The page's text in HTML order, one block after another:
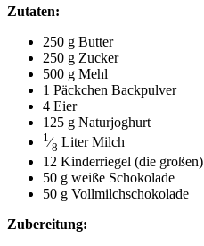
Zuta­ten:
250 g Butter
250 g Zucker
500 g Mehl
1 Päck­chen Backpulver
4 Eier
125 g Naturjoghurt
1 ⁄8 Liter Milch
12 Kin­der­rie­gel (die großen)
50 g wei­ße Schokolade
50 g Vollmilchschokolade
Zube­rei­tung: